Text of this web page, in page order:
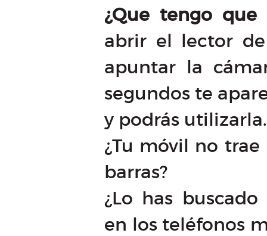
¿Que tengo que
abrir el lector
apuntar la
segundos te
y podrás utilizarla.
¿Tu móvil no
barras?
¿Lo has
en los teléfonos